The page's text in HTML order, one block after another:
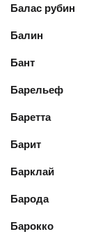
Балас рубин
Балин
Бант
Барельеф
Баретта
Барит
Барклай
Барода
Барокко